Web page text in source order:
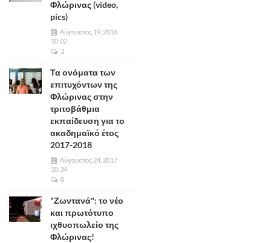
Φλώρινας (video,
pics)
Αύγουστος 19, 2016
10:02
3
Τα ονόματα των
επιτυχόντων της
Φλώρινας στην
τριτοβάθμια
εκπαίδευση για το
ακαδημαϊκό έτος
2017-2018
Αύγουστος 24, 2017
10:34
0
"Ζωντανά": το νέο
και πρωτότυπο
ιχθυοπωλείο της
Φλώρινας!